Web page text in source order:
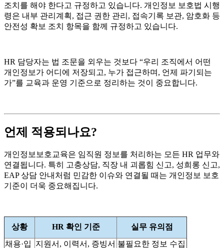
조치를 해야 한다고 규정하고 있습니다. 개인정보 보호법 시행
령은 내부 관리계획, 접근 권한 관리, 접속기록 보관, 암호화 등
안전성 확보 조치 항목을 함께 규정하고 있습니다.
HR 담당자는 법 조문을 외우는 것보다 “우리 조직에서 어떤
개인정보가 어디에 저장되고, 누가 접근하며, 언제 파기되는
가”를 교육과 운영 기준으로 정리하는 것이 중요합니다.
언제 적용되나요?
개인정보보호교육은 임직원 정보를 처리하는 모든 HR 업무와
연결됩니다. 특히 고충상담, 직장 내 괴롭힘 신고, 성희롱 신고,
EAP 상담 안내처럼 민감한 이슈와 연결될 때는 개인정보 보호
기준이 더욱 중요해집니다.
상황 HR 확인 기준
실무 유의점
채용·입
지원서, 이력서, 증빙서 불필요한 정보 수집